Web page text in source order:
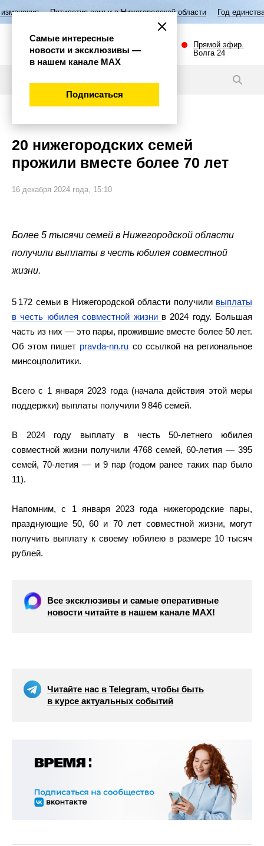
Пятилетие семьи в Нижегородской области Год единства народов
Прямой эфир.
Волга 24
20 нижегородских семей
прожили вместе более 70 лет
16 декабря 2024 года, 15:10
Более 5 тысячи семей в Нижегородской области
получили выплаты в честь юбилея совместной
жизни.
5 172 семьи в Нижегородской области получили выплаты
в честь юбилея совместной жизни в 2024 году. Большая
часть из них — это пары, прожившие вместе более 50 лет.
Об этом пишет pravda-nn.ru со ссылкой на региональное
минсоцполитики.
Всего с 1 января 2023 года (начала действия этой меры
поддержки) выплаты получили 9 846 семей.
В 2024 году выплату в честь 50-летнего юбилея
совместной жизни получили 4768 семей, 60-летия — 395
семей, 70-летия — и 9 пар (годом ранее таких пар было
11).
Напомним, с 1 января 2023 года нижегородские пары,
празднующие 50, 60 и 70 лет совместной жизни, могут
получить выплату к своему юбилею в размере 10 тысяч
рублей.
Все эксклюзивы и самые оперативные
новости читайте в нашем канале МАХ!
Читайте нас в Telegram, чтобы быть
в курсе актуальных событий
Самые интересные
новости и эксклюзивы —
в нашем канале МАХ
Подписаться